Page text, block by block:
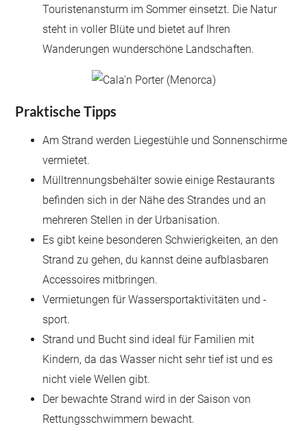
Touristenansturm im Sommer einsetzt. Die Natur
steht in voller Blüte und bietet auf Ihren
Wanderungen wunderschöne Landschaften.
Praktische Tipps
Am Strand werden Liegestühle und Sonnenschirme
vermietet.
Mülltrennungsbehälter sowie einige Restaurants
befinden sich in der Nähe des Strandes und an
mehreren Stellen in der Urbanisation.
Es gibt keine besonderen Schwierigkeiten, an den
Strand zu gehen, du kannst deine aufblasbaren
Accessoires mitbringen.
Vermietungen für Wassersportaktivitäten und -
sport.
Strand und Bucht sind ideal für Familien mit
Kindern, da das Wasser nicht sehr tief ist und es
nicht viele Wellen gibt.
Der bewachte Strand wird in der Saison von
Rettungsschwimmern bewacht.